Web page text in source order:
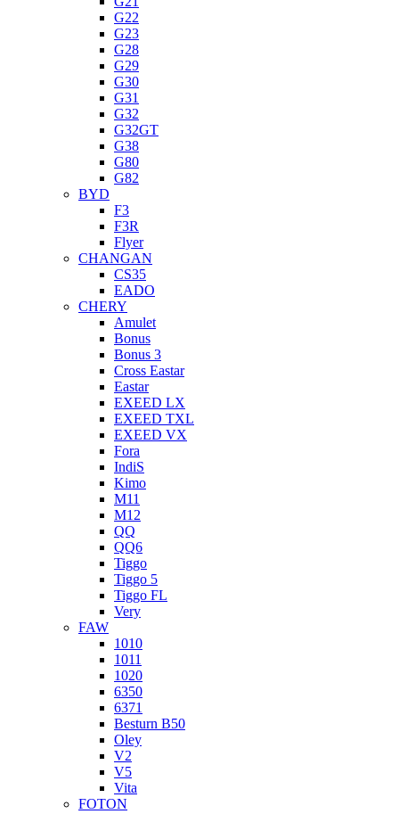
G22
G23
G28
G29
G30
G31
G32
G32GT
G38
G80
G82
BYD
F3
F3R
Flyer
CHANGAN
CS35
EADO
CHERY
Amulet
Bonus
Bonus 3
Cross Eastar
Eastar
EXEED LX
EXEED TXL
EXEED VX
Fora
IndiS
Kimo
M11
M12
QQ
QQ6
Tiggo
Tiggo 5
Tiggo FL
Very
FAW
1010
1011
1020
6350
6371
Besturn B50
Oley
V2
V5
Vita
FOTON